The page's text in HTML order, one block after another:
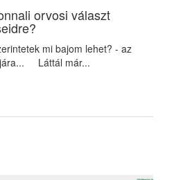
orvosi választ
mi bajom lehet? - az
Láttál már...